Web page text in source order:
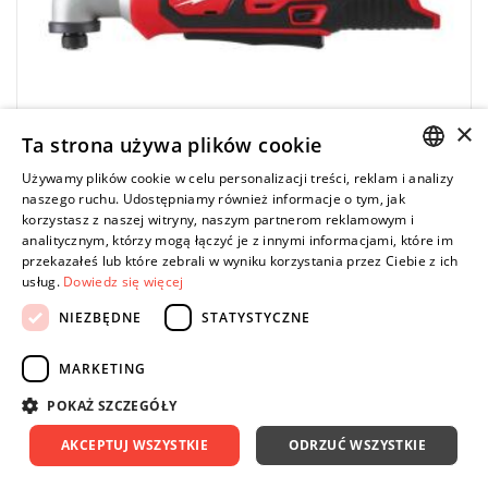
MILWAUKEE
M12 BRAID-0 - Subkompaktowa zakrętarka
udarowa kątowa 1/4'' HEX 12 V, bez
wyposażenia, 4933451247
Price tax included
566,19 zł
699,00 zł
ENGLISH
×
Ta strona używa plików cookie
Używamy plików cookie w celu personalizacji treści, reklam i analizy
naszego ruchu. Udostępniamy również informacje o tym, jak
korzystasz z naszej witryny, naszym partnerom reklamowym i
analitycznym, którzy mogą łączyć je z innymi informacjami, które im
przekazałeś lub które zebrali w wyniku korzystania przez Ciebie z ich
usług. Dowiedz się więcej
NIEZBĘDNE
STATYSTYCZNE
MARKETING
POKAŻ SZCZEGÓŁY
AKCEPTUJ WSZYSTKIE ODRZUĆ WSZYSTKIE